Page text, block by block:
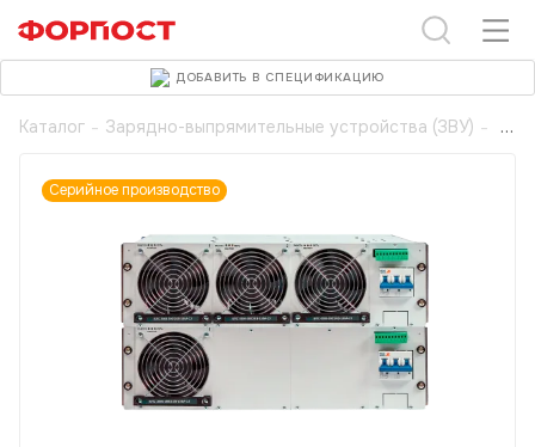
Каталог - Зарядно-выпрямительные устройства (ЗВУ) -
Серийное производство
ДОБАВИТЬ В СПЕЦИФИКАЦИЮ